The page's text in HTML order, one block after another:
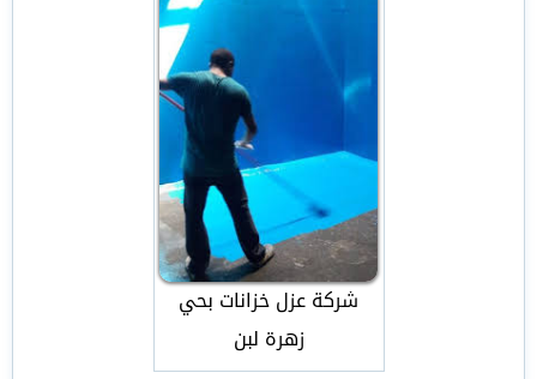
شركة عزل خزانات بحي
زهرة لبن